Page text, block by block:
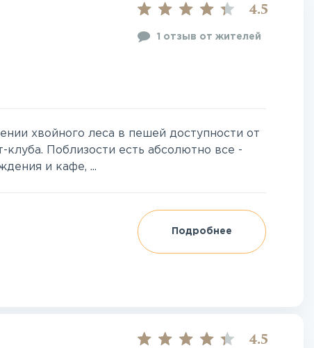
4.5
1 отзыв от жителей
хвойного леса в пешей доступности от
клуба. Поблизости есть абсолютно все -
и кафе, ...
Подробнее
4.5